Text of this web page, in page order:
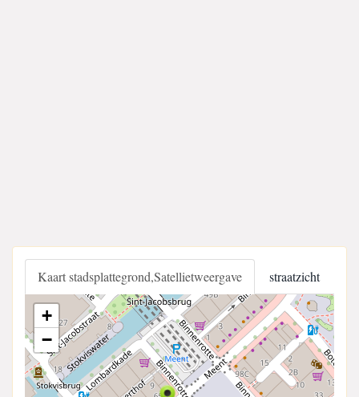
Kaart stadsplattegrond,Satellietweergave straatzicht
+
−